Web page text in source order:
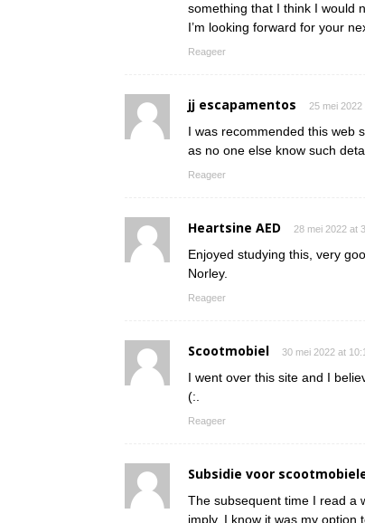
something that I think I would
I’m looking forward for your
Reageer
jj escapamentos 25 mei
I was recommended this web
as no one else know such
Reageer
Heartsine AED 28 mei 2022 at
Enjoyed studying this, very
Norley.
Reageer
Scootmobiel 30 mei 2022 at
I went over this site and I
(:.
Reageer
Subsidie voor
The subsequent time I read a
imply, I know it was my